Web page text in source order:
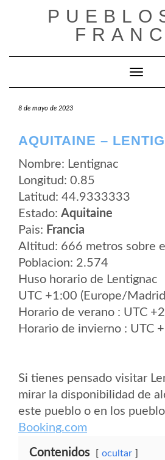
Cambiar
8 de mayo de 2023
AQUITAINE –
Nombre: Lentignac
Longitud: 0.85
Latitud: 44.9333333
Estado: Aquitaine
Pais: Francia
Altitud: 666 metros sobre
Poblacion: 2.574
Huso horario de Lentignac
UTC +1:00 (Europe/
Horario de verano : UTC
Horario de invierno : UTC
Si tienes pensado visitar
mirar la disponibilidad de
este pueblo o en los
Booking.com
Contenidos ocultar